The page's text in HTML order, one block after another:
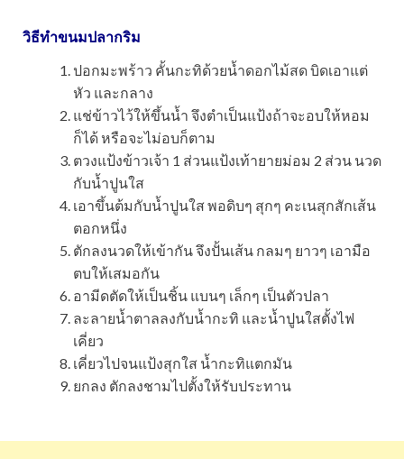
วิธีทำขนมปลากริม
ปอกมะพร้าว คั้นกะทิด้วยน้ำดอกไม้สด บิดเอาแต่
หัว และกลาง
แช่ข้าวไว้ให้ขึ้นน้ำ จึงตำเป็นแป้งถ้าจะอบให้หอม
ก็ได้ หรือจะไม่อบก็ตาม
ตวงแป้งข้าวเจ้า 1 ส่วนแป้งเท้ายายม่อม 2 ส่วน นวด
กับน้ำปูนใส
เอาขึ้นต้มกับน้ำปูนใส พอดิบๆ สุกๆ คะเนสุกสักเส้น
ตอกหนึ่ง
ตักลงนวดให้เข้ากัน จึงปั้นเส้น กลมๆ ยาวๆ เอามือ
ตบให้เสมอกัน
อามีดตัดให้เป็นชิ้น แบนๆ เล็กๆ เป็นตัวปลา
ละลายน้ำตาลลงกับน้ำกะทิ และน้ำปูนใสตั้งไฟ
เคี่ยว
เคี่ยวไปจนแป้งสุกใส น้ำกะทิแตกมัน
ยกลง ตักลงชามไปตั้งให้รับประทาน